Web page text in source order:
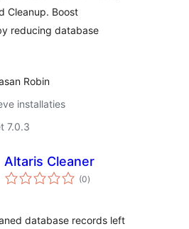
Cleanup. Boost
reducing database
Robin
installaties
7.0.3
Altaris Cleaner
(0totaal
waarderingen
)
database records left